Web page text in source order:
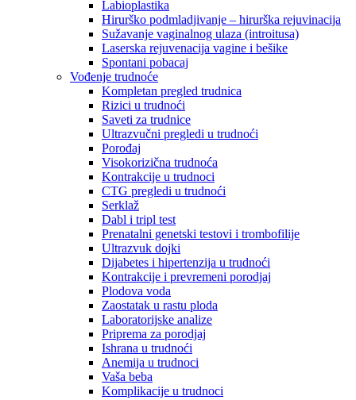
Labioplastika
Hirurško podmladjivanje – hirurška rejuvinacija
Sužavanje vaginalnog ulaza (introitusa)
Laserska rejuvenacija vagine i bešike
Spontani pobacaj
Vođenje trudnoće
Kompletan pregled trudnica
Rizici u trudnoći
Saveti za trudnice
Ultrazvučni pregledi u trudnoći
Porođaj
Visokorizična trudnoća
Kontrakcije u trudnoci
CTG pregledi u trudnoći
Serklaž
Dabl i tripl test
Prenatalni genetski testovi i trombofilije
Ultrazvuk dojki
Dijabetes i hipertenzija u trudnoći
Kontrakcije i prevremeni porodjaj
Plodova voda
Zaostatak u rastu ploda
Laboratorijske analize
Priprema za porodjaj
Ishrana u trudnoći
Anemija u trudnoci
Vaša beba
Komplikacije u trudnoci